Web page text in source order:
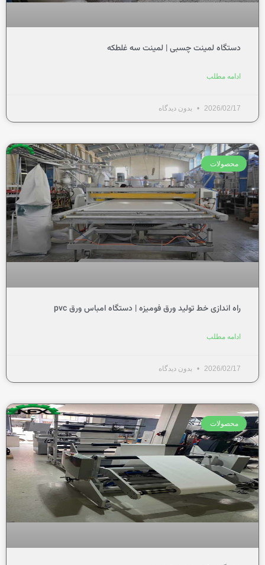
دستگاه لمینت چسبی | لمینت سه غلطکه
ادامه مطلب
2026/02/17 بدون دیدگاه
محصولات
راه اندازی خط تولید ورق فومیزه | دستگاه امباس ورق pvc
ادامه مطلب
2026/02/17 بدون دیدگاه
محصولات